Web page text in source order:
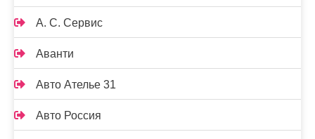
А. С. Сервис
Аванти
Авто Ателье 31
Авто Россия